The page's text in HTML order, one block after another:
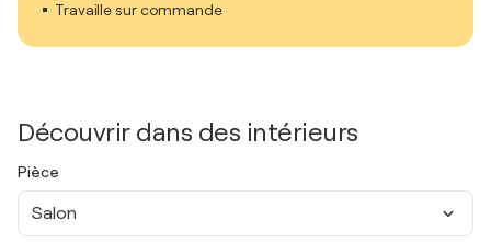
Travaille sur commande
Découvrir dans des intérieurs
Pièce
Salon